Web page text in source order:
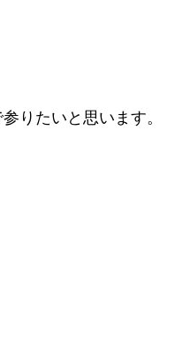
りたいと思います。